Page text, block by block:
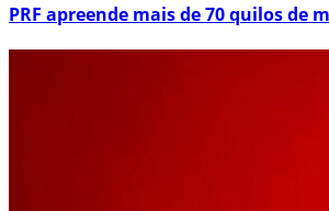
PRF apreende mais de 70 quilos de